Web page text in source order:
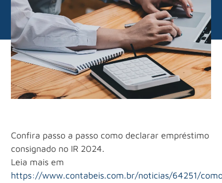
Confira passo a passo como declarar empréstimo
consignado no IR 2024.
Leia mais em
https://www.contabeis.com.br/noticias/64251/